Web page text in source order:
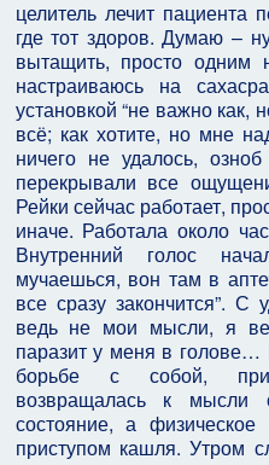
целитель лечит
где тот здоров. Думаю –
вытащить, просто одним
настраиваюсь на
установкой “не важно как,
всё; как хотите, но мне
ничего не удалось,
перекрывали все
Рейки сейчас работает,
иначе. Работала около
Внутренний голос
мучаешься, вон там в
все сразу закончится”. С
ведь не мои мысли, я
паразит у меня в
борьбе с собой,
возвращалась к
состояние, а
приступом кашля. Утром